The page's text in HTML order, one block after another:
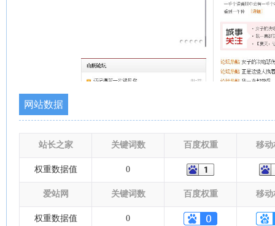
网站数据
站长之家 关键词数 百度权重 移动
权重数据值 0
爱站网 关键词数 百度权重 移动
权重数据值 0